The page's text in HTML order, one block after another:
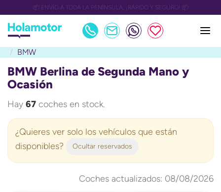
📅 OULET Grupo Safamotor hasta 15.000€ descuento📅
BMW
BMW Berlina de Segunda Mano y
Ocasión
Hay 67 coches en stock.
¿Quieres ver solo los vehículos que están
disponibles?
Ocultar reservados
Coches actualizados: 08/08/2026